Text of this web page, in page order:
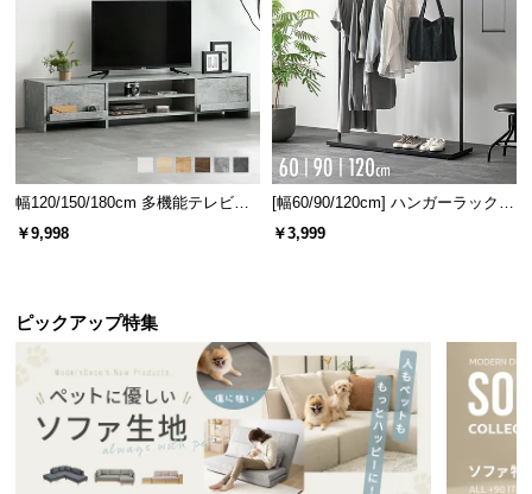
幅120/150/180cm 多機能テレビボ
ード 木目/石目調 オープン収納・
￥9,998
[幅60/90/120cm] ハンガーラック
スチール 4段階高さ調節 サイドフ
￥3,999
ピックアップ特集